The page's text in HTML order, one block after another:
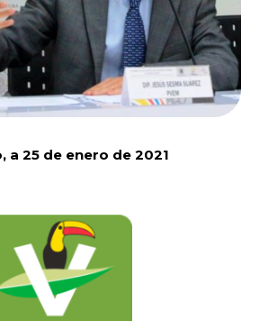
a 25 de enero de 2021